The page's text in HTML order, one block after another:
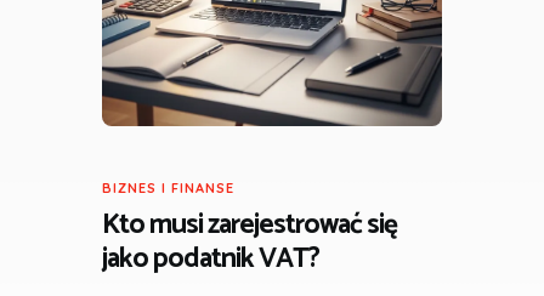
BIZNES I FINANSE
Kto musi zarejestrować się
jako podatnik VAT?